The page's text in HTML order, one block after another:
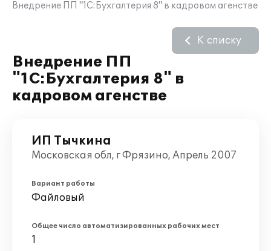
Внедрение ПП "1С:Бухгалтерия 8" в кадровом агенстве
Внедрение ПП
"1С:Бухгалтерия 8" в
кадровом агенстве
К списку
ИП Тычкина
Московская обл, г Фрязино, Апрель 2007
Вариант работы
Файловый
Общее число автоматизированных рабочих мест
1